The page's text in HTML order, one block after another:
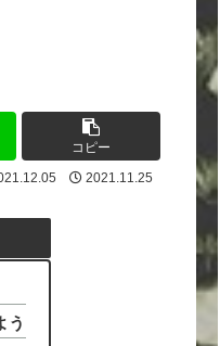
コピー
2021.11.25
う